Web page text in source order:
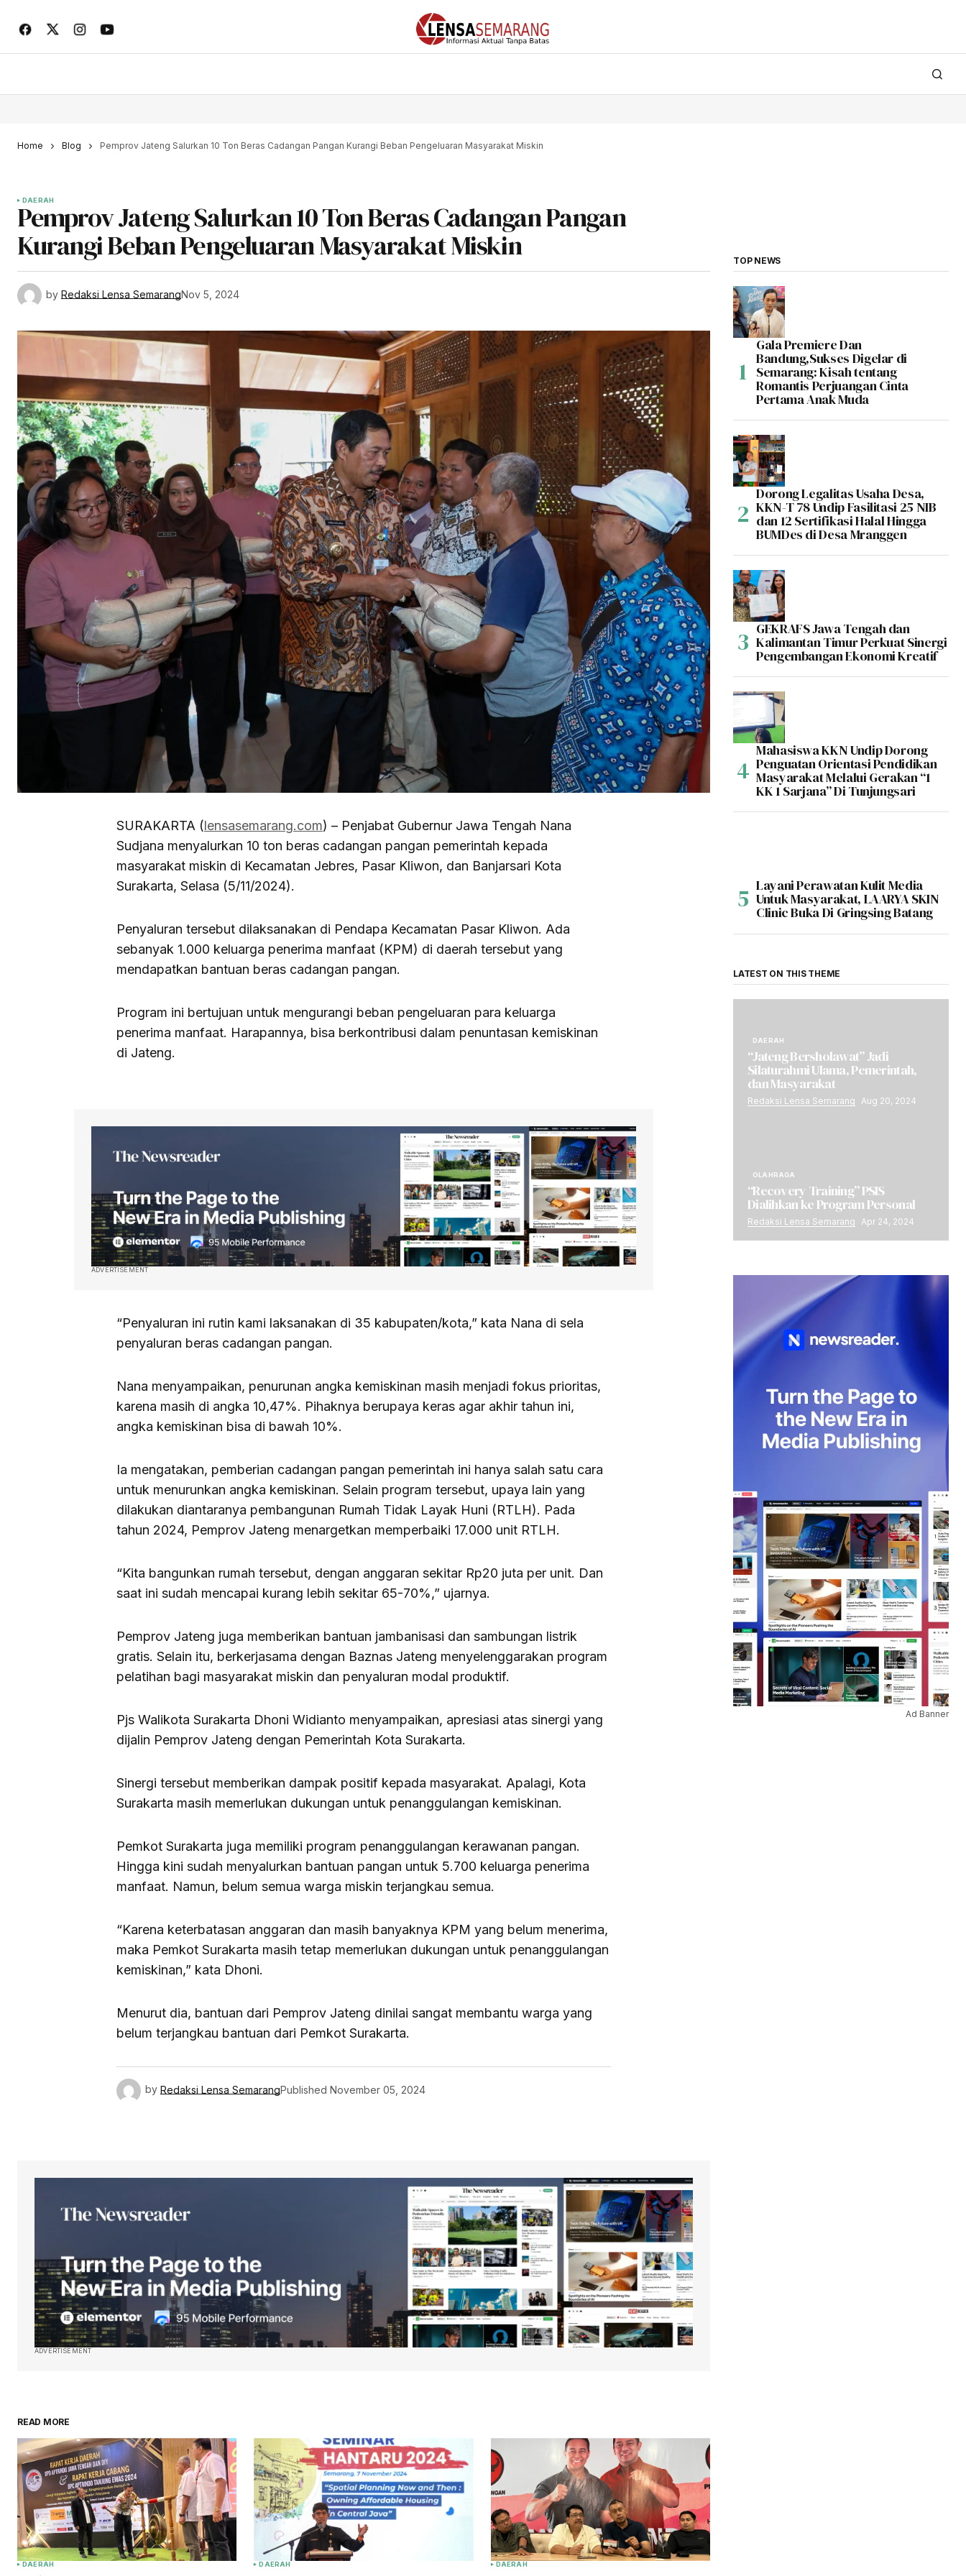
Home Blog Pemprov Jateng Salurkan 10 Ton Beras Cadangan Pangan Kurangi Beban Pengeluaran Masyarakat Miskin
DAERAH
Pemprov Jateng Salurkan 10 Ton Beras Cadangan Pangan
Kurangi Beban Pengeluaran Masyarakat Miskin
by Redaksi Lensa SemarangNov 5, 2024
SURAKARTA (lensasemarang.com) – Penjabat Gubernur Jawa Tengah Nana
Sudjana menyalurkan 10 ton beras cadangan pangan pemerintah kepada
masyarakat miskin di Kecamatan Jebres, Pasar Kliwon, dan Banjarsari Kota
Surakarta, Selasa (5/11/2024).
Penyaluran tersebut dilaksanakan di Pendapa Kecamatan Pasar Kliwon. Ada
sebanyak 1.000 keluarga penerima manfaat (KPM) di daerah tersebut yang
mendapatkan bantuan beras cadangan pangan.
Program ini bertujuan untuk mengurangi beban pengeluaran para keluarga
penerima manfaat. Harapannya, bisa berkontribusi dalam penuntasan kemiskinan
di Jateng.
ADVERTISEMENT
“Penyaluran ini rutin kami laksanakan di 35 kabupaten/kota,” kata Nana di sela
penyaluran beras cadangan pangan.
Nana menyampaikan, penurunan angka kemiskinan masih menjadi fokus prioritas,
karena masih di angka 10,47%. Pihaknya berupaya keras agar akhir tahun ini,
angka kemiskinan bisa di bawah 10%.
Ia mengatakan, pemberian cadangan pangan pemerintah ini hanya salah satu cara
untuk menurunkan angka kemiskinan. Selain program tersebut, upaya lain yang
dilakukan diantaranya pembangunan Rumah Tidak Layak Huni (RTLH). Pada
tahun 2024, Pemprov Jateng menargetkan memperbaiki 17.000 unit RTLH.
“Kita bangunkan rumah tersebut, dengan anggaran sekitar Rp20 juta per unit. Dan
saat ini sudah mencapai kurang lebih sekitar 65-70%,” ujarnya.
Pemprov Jateng juga memberikan bantuan jambanisasi dan sambungan listrik
gratis. Selain itu, berkerjasama dengan Baznas Jateng menyelenggarakan program
pelatihan bagi masyarakat miskin dan penyaluran modal produktif.
Pjs Walikota Surakarta Dhoni Widianto menyampaikan, apresiasi atas sinergi yang
dijalin Pemprov Jateng dengan Pemerintah Kota Surakarta.
Sinergi tersebut memberikan dampak positif kepada masyarakat. Apalagi, Kota
Surakarta masih memerlukan dukungan untuk penanggulangan kemiskinan.
Pemkot Surakarta juga memiliki program penanggulangan kerawanan pangan.
Hingga kini sudah menyalurkan bantuan pangan untuk 5.700 keluarga penerima
manfaat. Namun, belum semua warga miskin terjangkau semua.
“Karena keterbatasan anggaran dan masih banyaknya KPM yang belum menerima,
maka Pemkot Surakarta masih tetap memerlukan dukungan untuk penanggulangan
kemiskinan,” kata Dhoni.
Menurut dia, bantuan dari Pemprov Jateng dinilai sangat membantu warga yang
belum terjangkau bantuan dari Pemkot Surakarta.
by Redaksi Lensa SemarangPublished November 05, 2024
ADVERTISEMENT
READ MORE
DAERAH DAERAH DAERAH
TOP NEWS
Gala Premiere Dan
Bandung,Sukses Digelar di
Semarang: Kisah tentang
Romantis Perjuangan Cinta
Pertama Anak Muda
Dorong Legalitas Usaha Desa,
KKN-T 78 Undip Fasilitasi 25 NIB
dan 12 Sertifikasi Halal Hingga
BUMDes di Desa Mranggen
GEKRAFS Jawa Tengah dan
Kalimantan Timur Perkuat Sinergi
Pengembangan Ekonomi Kreatif
Mahasiswa KKN Undip Dorong
Penguatan Orientasi Pendidikan
Masyarakat Melalui Gerakan “1
KK 1 Sarjana” Di Tunjungsari
Layani Perawatan Kulit Media
Untuk Masyarakat, LAARYA SKIN
Clinic Buka Di Gringsing Batang
LATEST ON THIS THEME
DAERAH
“Jateng Bersholawat” Jadi
Silaturahmi Ulama, Pemerintah,
dan Masyarakat
Redaksi Lensa Semarang Aug 20, 2024
OLAHRAGA
“Recovery Training” PSIS
Dialihkan ke Program Personal
Redaksi Lensa Semarang Apr 24, 2024
Ad Banner